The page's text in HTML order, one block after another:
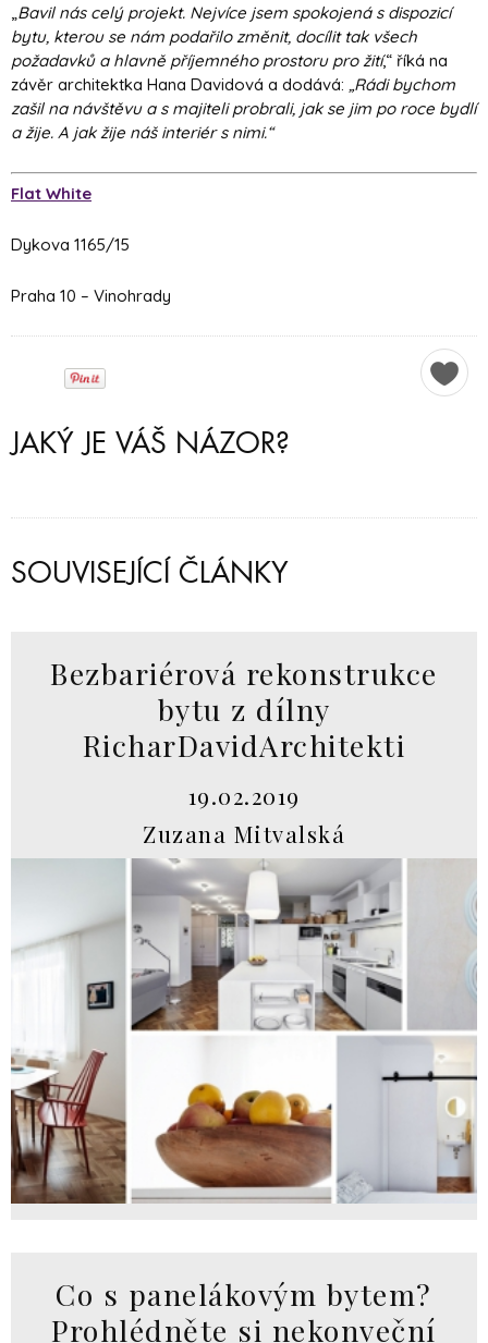
Bavil nás celý projekt. Nejvíce jsem spokojená s dispozicí
bytu, kterou se nám podařilo změnit, docílit tak všech
požadavků a hlavně příjemného prostoru pro žití,“ říká na
závěr architektka Hana Davidová a dodává: „Rádi bychom
zašil na návštěvu a s majiteli probrali, jak se jim po roce bydlí
a žije. A jak žije náš interiér s nimi.“
Flat White
Dykova 1165/15
Praha 10 – Vinohrady
JAKÝ JE VÁŠ NÁZOR?
SOUVISEJÍCÍ ČLÁNKY
Bezbariérová rekonstrukce
bytu z dílny
RicharDavidArchitekti
19.02.2019
Zuzana Mitvalská
Co s panelákovým bytem?
Prohlédněte si nekonveční